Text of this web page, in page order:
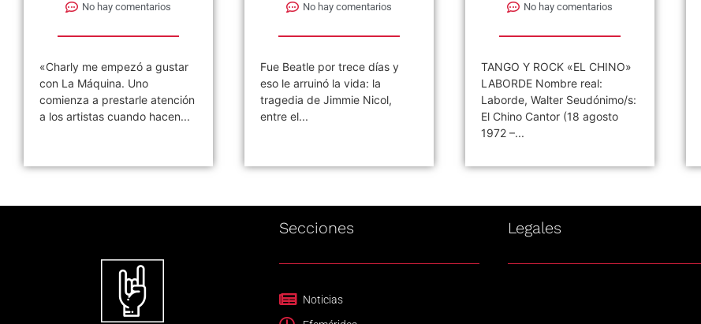
No hay comentarios
«Charly me empezó a gustar
con La Máquina. Uno
comienza a prestarle atención
a los artistas cuando hacen...
No hay comentarios
Fue Beatle por trece días y
eso le arruinó la vida: la
tragedia de Jimmie Nicol,
entre el...
No hay comentarios
TANGO Y ROCK «EL CHINO»
LABORDE Nombre real:
Laborde, Walter Seudónimo/s:
El Chino Cantor (18 agosto
1972 –...
Secciones
Noticias
Legales